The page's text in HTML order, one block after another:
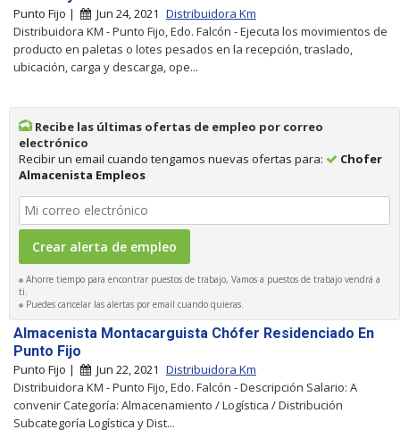
Punto Fijo | Jun 24, 2021 Distribuidora Km
Distribuidora KM - Punto Fijo, Edo. Falcón - Ejecuta los movimientos de
producto en paletas o lotes pesados en la recepción, traslado,
ubicación, carga y descarga, ope...
Recibe las últimas ofertas de empleo por correo
electrónico
Recibir un email cuando tengamos nuevas ofertas para:
Chofer
Almacenista Empleos
Ahorre tiempo para encontrar puestos de trabajo, Vamos a puestos de trabajo vendrá a
ti.
Puedes cancelar las alertas por email cuando quieras.
Almacenista Montacarguista Chófer Residenciado En
Punto Fijo
Punto Fijo | Jun 22, 2021 Distribuidora Km
Distribuidora KM - Punto Fijo, Edo. Falcón - Descripción Salario: A
convenir Categoría: Almacenamiento / Logística / Distribución
Subcategoría Logística y Dist...